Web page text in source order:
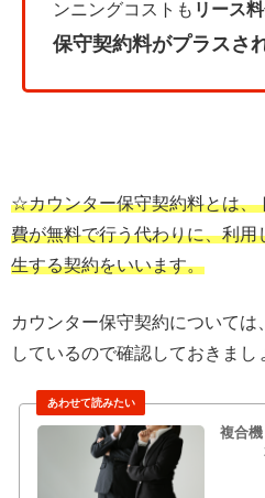
ンニングコストも リース
保守契約料がプラスさ
☆カウンター保守契約料とは、
費が無料で行う代わりに、利
生する契約をいいます。
カウンター保守契約については
しているので確認しておきまし
複合